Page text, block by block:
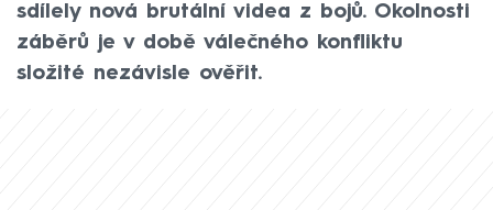
sdílely nová brutální videa z bojů. Okolnosti
záběrů je v době válečného konfliktu
složité nezávisle ověřit.